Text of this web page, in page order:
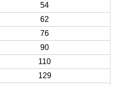
54
62
76
90
110
129